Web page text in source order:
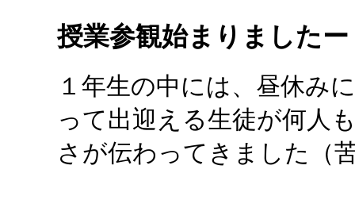
授業参観始まりましたー
１年生の中には、昼休み
って出迎える生徒が何人
さが伝わってきました（